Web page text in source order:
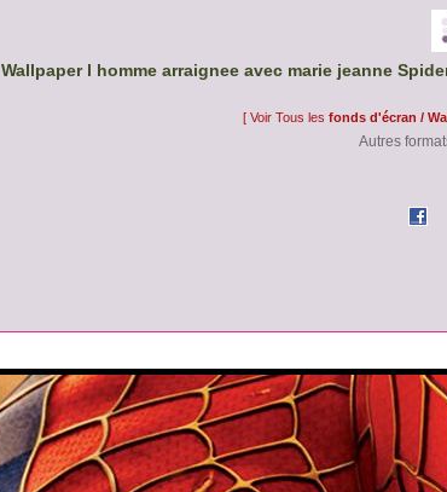
Wallpaper l homme arraignee avec marie jeanne
[ Voir Tous les fonds d'écran /
Autres